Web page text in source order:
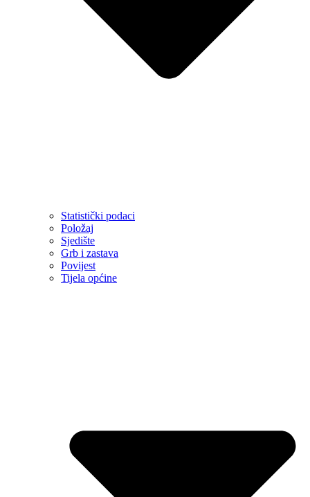
Statistički podaci
Položaj
Sjedište
Grb i zastava
Povijest
Tijela općine